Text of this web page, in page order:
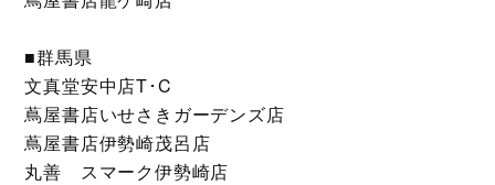
■群馬県
文真堂安中店T･C
蔦屋書店いせさきガーデンズ店
蔦屋書店伊勢崎茂呂店
丸善 スマーク伊勢崎店